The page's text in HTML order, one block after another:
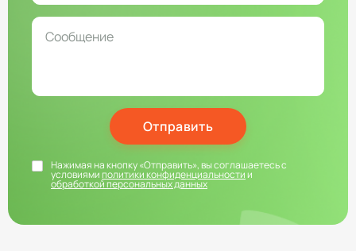
Отправить
Нажимая на кнопку «Отправить», вы соглашаетесь с
условиямиполитики конфиденциальностии
обработкой персональных данных